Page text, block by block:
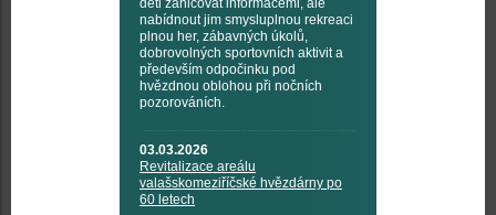
děti zahlcovat informacemi, ale
nabídnout jim smysluplnou rekreaci
plnou her, zábavných úkolů,
dobrovolných sportovních aktivit a
především odpočinku pod
hvězdnou oblohou při nočních
pozorováních.
03.03.2026
Revitalizace areálu
valašskomeziříčské hvězdárny po
60 letech